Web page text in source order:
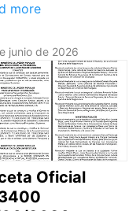
more
junio de 2026
Oficial